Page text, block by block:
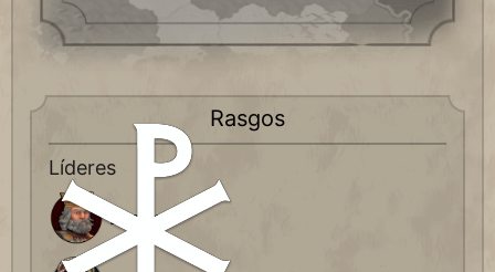
Rasgos
Líderes
Basilio II